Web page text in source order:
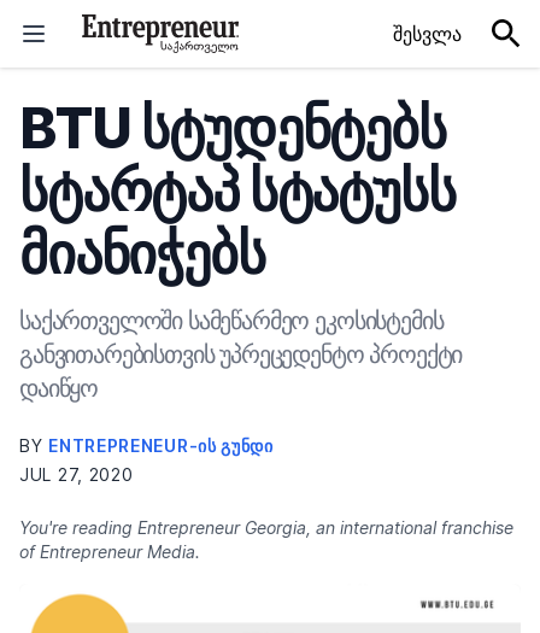
შესვლა
BTU სტუდენტებს
სტარტაპ სტატუსს
მიანიჭებს
საქართველოში სამეწარმეო ეკოსისტემის
განვითარებისთვის უპრეცედენტო პროექტი
დაიწყო
BY ENTREPRENEUR-ᲘᲡ ᲒᲣᲜᲓᲘ
JUL 27, 2020
You're reading Entrepreneur Georgia, an international franchise
of Entrepreneur Media.